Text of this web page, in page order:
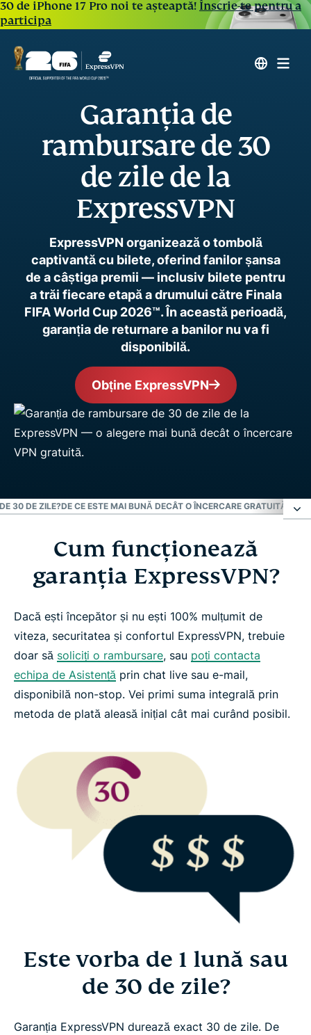
30 de iPhone 17 Pro noi te așteaptă! Înscrie-te pentru a
participa
Garanția de
rambursare de 30
de zile de la
ExpressVPN
ExpressVPN organizează o tombolă
captivantă cu bilete, oferind fanilor șansa
de a câștiga premii — inclusiv bilete pentru
a trăi fiecare etapă a drumului către Finala
FIFA World Cup 2026™. În această perioadă,
garanția de returnare a banilor nu va fi
disponibilă.
Obține ExpressVPN
30 DE ZILE?DE CE ESTE MAI BUNĂ DECÂT O ÎNCERCARE GRATUITĂ A
Cum funcţionează garanția ExpressVPN?
Este vorba de 1 lună sau de 30 de zile?
De ce este mai bună decât o încercare gratuită a
VPN-ului?
Întrebări frecvente
Cum funcţionează
garanția ExpressVPN?
Dacă ești începător și nu ești 100% mulțumit de
viteza, securitatea și confortul ExpressVPN, trebuie
doar să soliciți o rambursare, sau poți contacta
echipa de Asistență prin chat live sau e-mail,
disponibilă non-stop. Vei primi suma integrală prin
metoda de plată aleasă inițial cât mai curând posibil.
Este vorba de 1 lună sau
de 30 de zile?
Garanția ExpressVPN durează exact 30 de zile. De